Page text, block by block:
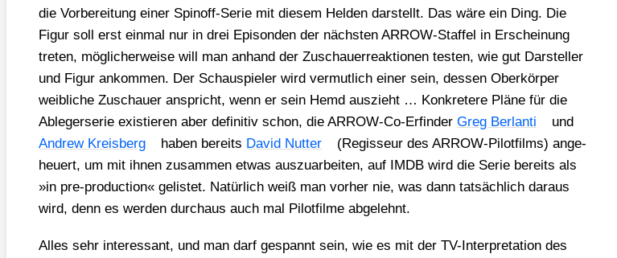
die Vor­be­rei­tung einer Spin­off-Serie mit die­sem Hel­den dar­stellt. Das wäre ein Ding. Die
Figur soll erst ein­mal nur in drei Epi­son­den der nächs­ten ARROW-Staf­fel in Erschei­nung
tre­ten, mög­li­cher­wei­se will man anhand der Zuschau­er­re­ak­tio­nen tes­ten, wie gut Dar­stel­ler
und Figur ankom­men. Der Schau­spie­ler wird ver­mut­lich einer sein, des­sen Ober­kör­per
weib­li­che Zuschau­er anspricht, wenn er sein Hemd aus­zieht … Kon­kre­te­re Plä­ne für die
Able­ger­se­rie exis­tie­ren aber defi­ni­tiv schon, die ARROW-Co-Erfin­der Greg Ber­lan­ti
und
Andrew Kreis­berg
haben bereits David Nut­ter
(Regis­seur des ARROW-Pilot­films) ange­
heu­ert, um mit ihnen zusam­men etwas aus­zu­ar­bei­ten, auf IMDB wird die Serie bereits als
»in pre-pro­duc­tion« gelis­tet. Natür­lich weiß man vor­her nie, was dann tat­säch­lich dar­aus
wird, denn es wer­den durch­aus auch mal Pilot­fil­me abge­lehnt.
Alles sehr inter­es­sant, und man darf gespannt sein, wie es mit der TV-Inter­pre­ta­ti­on des